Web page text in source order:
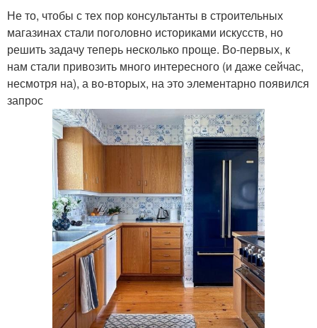
Не то, чтобы с тех пор консультанты в строительных
магазинах стали поголовно историками искусств, но
решить задачу теперь несколько проще. Во-первых, к
нам стали привозить много интересного (и даже сейчас,
несмотря на), а во-вторых, на это элементарно появился
запрос